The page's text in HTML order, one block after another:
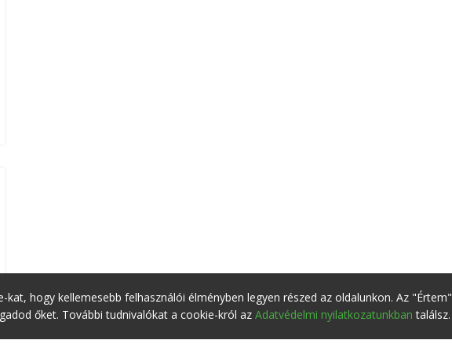
kat, hogy kellemesebb felhasználói élményben legyen részed az oldalunkon. Az "Értem"
őket. További tudnivalókat a cookie-król az Adatvédelmi nyilatkozatunkban találsz.